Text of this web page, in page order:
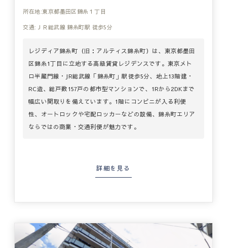
所在地:東京都墨田区錦糸１丁目
交通:ＪＲ総武線 錦糸町駅 徒歩5分
レジディア錦糸町（旧：アルティス錦糸町）は、東京都墨田
区錦糸1丁目に立地する高級賃貸レジデンスです。東京メト
ロ半蔵門線・JR総武線「錦糸町」駅徒歩5分、地上13階建・
RC造、総戸数157戸の都市型マンションで、1Rから2DKまで
幅広い間取りを備えています。1階にコンビニが入る利便
性、オートロックや宅配ロッカーなどの設備、錦糸町エリア
ならではの商業・交通利便が魅力です。
詳細を見る